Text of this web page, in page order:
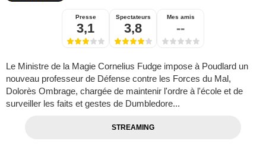
Presse
3,1
Spectateurs
3,8
Mes amis
--
Le Ministre de la Magie Cornelius Fudge impose à Poudlard un
nouveau professeur de Défense contre les Forces du Mal,
Dolorès Ombrage, chargée de maintenir l'ordre à l'école et de
surveiller les faits et gestes de Dumbledore...
STREAMING